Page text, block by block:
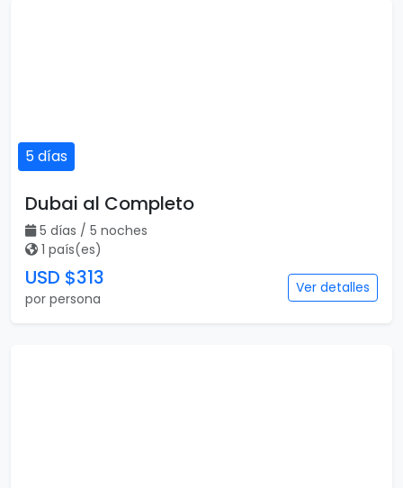
5 días
Dubai al Completo
5 días / 5 noches
1 país(es)
USD $313
por persona
Ver detalles